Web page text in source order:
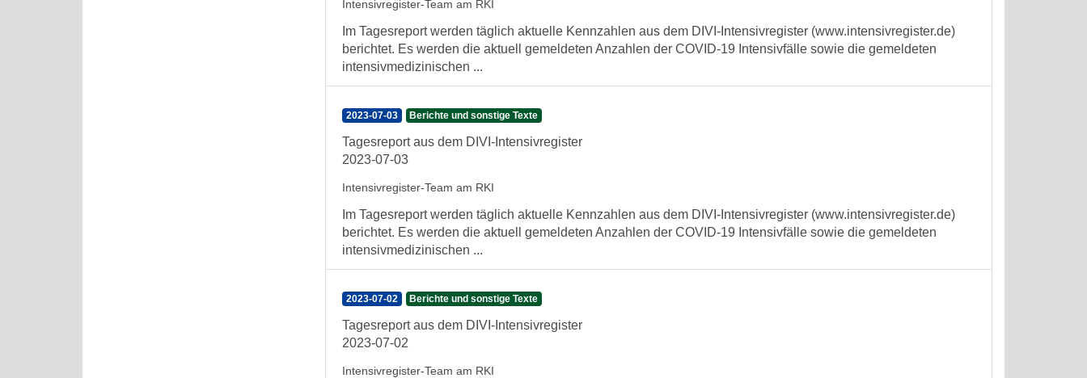
Intensivregister-Team am RKI
Im Tagesreport werden täglich aktuelle Kennzahlen aus dem DIVI-Intensivregister (www.intensivregister.de)
berichtet. Es werden die aktuell gemeldeten Anzahlen der COVID-19 Intensivfälle sowie die gemeldeten
intensivmedizinischen ...
2023-07-03 Berichte und sonstige Texte
Tagesreport aus dem DIVI-Intensivregister
2023-07-03
Intensivregister-Team am RKI
Im Tagesreport werden täglich aktuelle Kennzahlen aus dem DIVI-Intensivregister (www.intensivregister.de)
berichtet. Es werden die aktuell gemeldeten Anzahlen der COVID-19 Intensivfälle sowie die gemeldeten
intensivmedizinischen ...
2023-07-02 Berichte und sonstige Texte
Tagesreport aus dem DIVI-Intensivregister
2023-07-02
Intensivregister-Team am RKI